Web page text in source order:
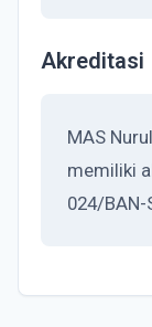
Akreditasi
MAS
memiliki
024/